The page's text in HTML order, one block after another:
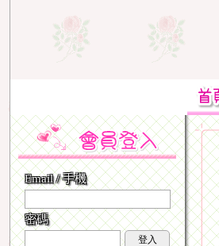
Email / 手機
密碼
登入